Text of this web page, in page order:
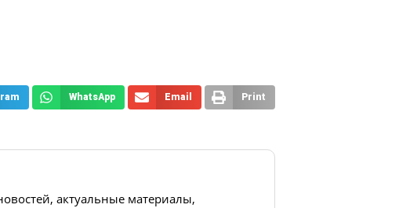
WhatsApp Email Print
актуальные материалы,